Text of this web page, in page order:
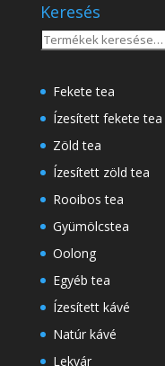
Keresés
Keresés
Fekete tea
Ízesített fekete tea
Zöld tea
Ízesített zöld tea
Rooibos tea
Gyümölcstea
Oolong
Egyéb tea
Ízesített kávé
Natúr kávé
Lekvár